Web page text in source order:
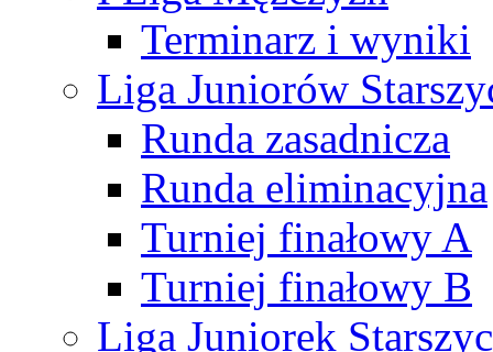
Terminarz i wyniki
Liga Juniorów
Runda zasadnicza
Runda eliminacyjna
Turniej finałowy A
Turniej finałowy B
Liga Juniorek